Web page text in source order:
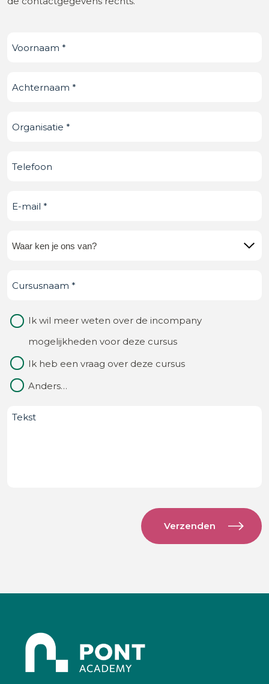
Voornaam (Vereist)
Achternaam (Vereist)
Organisatie(Vereist)
Telefoonnummer
E-
Waar
je
van?
(Vereist)
Cursusnaam (Vereist)
Waarom
contact
Ik wil meer weten over de incompany
mogelijkheden voor deze cursus
Ik heb een vraag over deze cursus
Anders…
Bericht